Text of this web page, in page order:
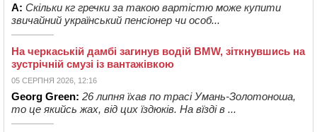
А: Скільки кг гречки за такою вартістю може купити
звичайний український пенсіонер чи особ...
На черкаській дамбі загинув водій BMW, зіткнувшись на
зустрічній смузі із вантажівкою
05 СЕРПНЯ 2026, 12:16
Georg Green: 26 липня їхав по трасі Умань-Золотоноша,
то це якийсь жах, від цих їздюків. На вїзді в ...